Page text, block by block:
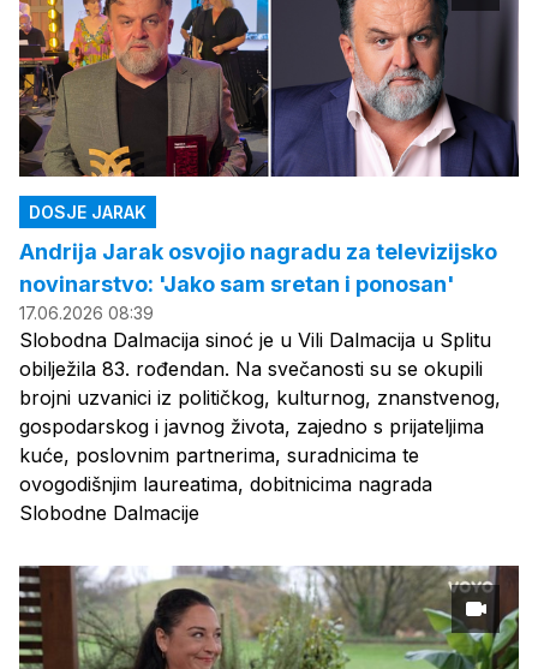
DOSJE JARAK
Andrija Jarak osvojio nagradu za televizijsko
novinarstvo: 'Jako sam sretan i ponosan'
17.06.2026 08:39
Slobodna Dalmacija sinoć je u Vili Dalmacija u Splitu
obilježila 83. rođendan. Na svečanosti su se okupili
brojni uzvanici iz političkog, kulturnog, znanstvenog,
gospodarskog i javnog života, zajedno s prijateljima
kuće, poslovnim partnerima, suradnicima te
ovogodišnjim laureatima, dobitnicima nagrada
Slobodne Dalmacije